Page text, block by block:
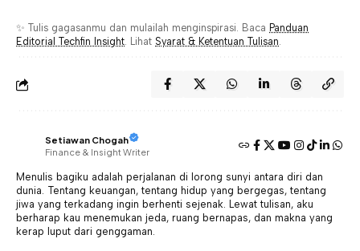
✨ Tulis gagasanmu dan mulailah menginspirasi. Baca Panduan
Editorial Techfin Insight. Lihat Syarat & Ketentuan Tulisan.
Setiawan Chogah
Finance & Insight Writer
Menulis bagiku adalah perjalanan di lorong sunyi antara diri dan
dunia. Tentang keuangan, tentang hidup yang bergegas, tentang
jiwa yang terkadang ingin berhenti sejenak. Lewat tulisan, aku
berharap kau menemukan jeda, ruang bernapas, dan makna yang
kerap luput dari genggaman.